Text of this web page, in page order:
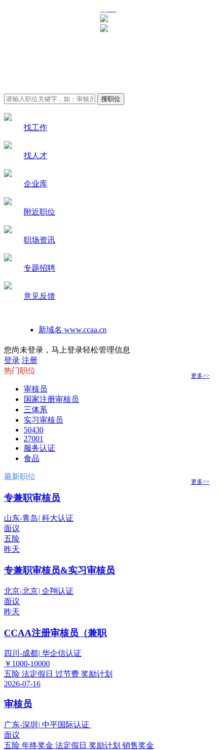
找工作
找人才
企业库
附近职位
职场资讯
专题招聘
意见反馈
新域名 www.ccaa.cn
如何在手机桌面建立本站快捷方式
您尚未登录，马上登录轻松管理信息
登录 注册
热门职位
更多>>
审核员
国家注册审核员
三体系
实习审核员
50430
27001
服务认证
食品
最新职位
更多>>
专兼职审核员
山东-青岛| 科大认证
面议
五险
昨天
专兼职审核员&实习审核员
北京-北京| 企翔认证
面议
昨天
CCAA注册审核员（兼职
四川-成都| 华企信认证
￥1000-10000
五险 法定假日 过节费 奖励计划
2026-07-16
审核员
广东-深圳 | 中平国际认证
面议
五险 年终奖金 法定假日 奖励计划 销售奖金